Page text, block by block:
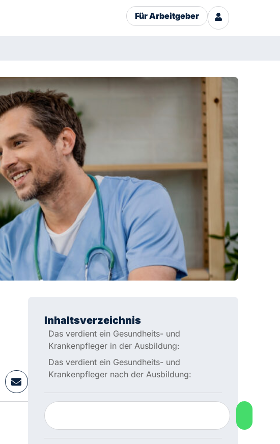
Je
in
Inhaltsverzeichnis
Das verdient ein Gesundheits- und
Krankenpfleger in der Ausbildung:
Kategorien
Aus Gründen der besseren Lesbarkeit verwenden wir die
männliche Form (generisches Maskulinum), z. B. „der
Mitarbeiter“. Wir meinen immer alle Geschlechter im Sinne